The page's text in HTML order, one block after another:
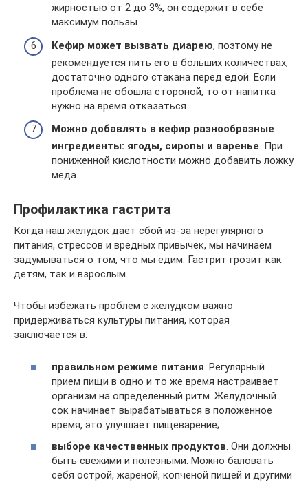
жирностью от 2 до 3%, он содержит в себе
максимум пользы.
Кефир может вызвать диарею, поэтому не
рекомендуется пить его в больших количествах,
достаточно одного стакана перед едой. Если
проблема не обошла стороной, то от напитка
нужно на время отказаться.
Можно добавлять в кефир разнообразные
ингредиенты: ягоды, сиропы и варенье. При
пониженной кислотности можно добавить ложку
меда.
Профилактика гастрита
Когда наш желудок дает сбой из-за нерегулярного
питания, стрессов и вредных привычек, мы начинаем
задумываться о том, что мы едим. Гастрит грозит как
детям, так и взрослым.
Чтобы избежать проблем с желудком важно
придерживаться культуры питания, которая
заключается в:
правильном режиме питания . Регулярный
прием пищи в одно и то же время настраивает
организм на определенный ритм. Желудочный
сок начинает вырабатываться в положенное
время, это улучшает пищеварение;
выборе качественных продуктов. Они должны
быть свежими и полезными. Можно баловать
себя острой, жареной, копченой пищей и другими